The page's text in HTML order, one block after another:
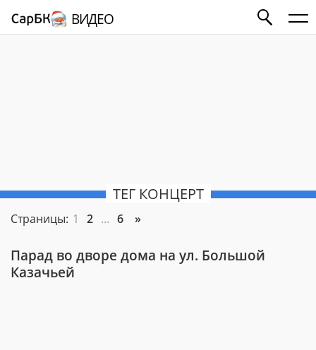
ВИДЕО
ТЕГ КОНЦЕРТ
Страницы: 1 2 ... 6 »
Парад во дворе дома на ул. Большой
Казачьей